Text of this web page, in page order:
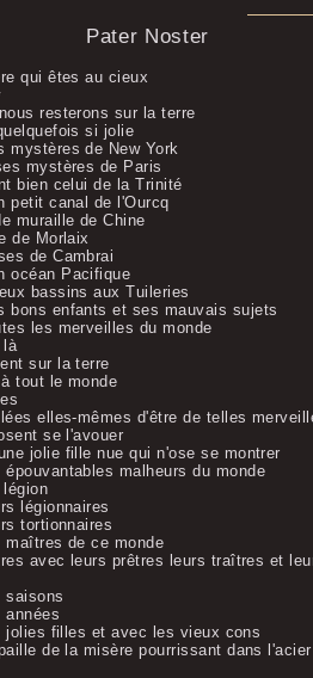
Pater Noster
qui êtes au cieux
resterons sur la terre
si jolie
mystères de New York
mystères de Paris
bien celui de la Trinité
petit canal de l'Ourcq
muraille de Chine
de Morlaix
de Cambrai
océan Pacifique
bassins aux Tuileries
bons enfants et ses mauvais sujets
les merveilles du monde
là
sur la terre
tout le monde
elles-mêmes d'être de telles
se l'avouer
jolie fille nue qui n'ose se montrer
malheurs du monde
légionnaires
tortionnaires
maîtres de ce monde
avec leurs prêtres leurs traîtres et
saisons
jolies filles et avec les vieux cons
de la misère pourrissant dans